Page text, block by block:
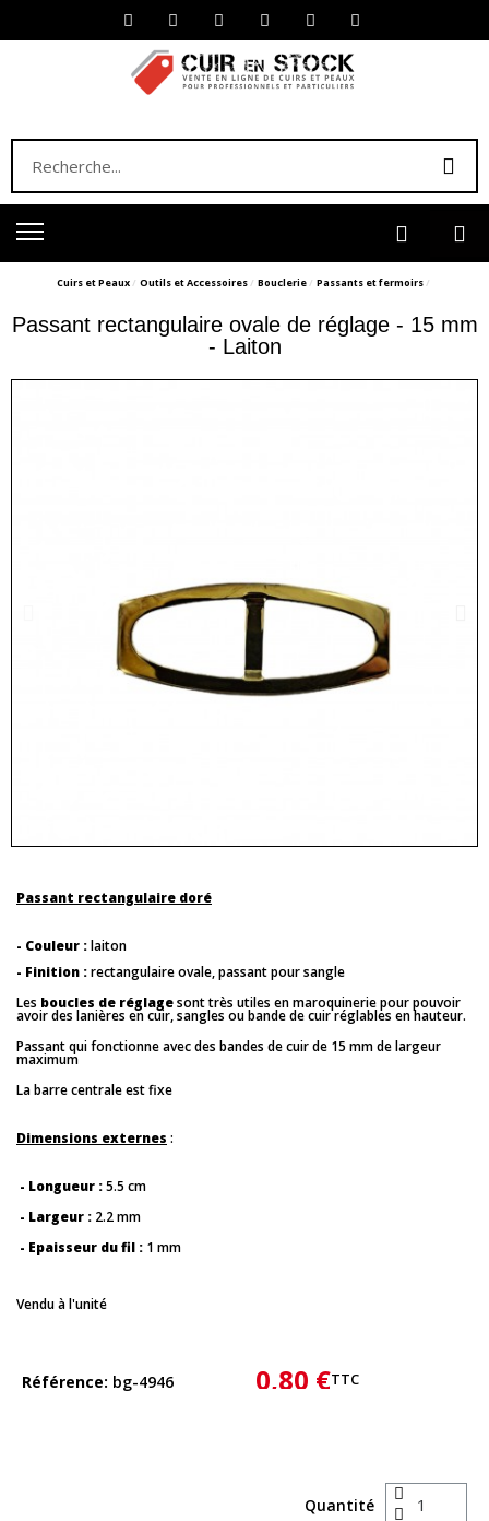
Cuirs et Peaux Outils et Accessoires Bouclerie Passants et fermoirs
Passant rectangulaire ovale de réglage - 15 mm
- Laiton
Passant rectangulaire doré
- Couleur :laiton
- Finition :rectangulaire ovale, passant pour sangle
Les boucles de réglagesont très utiles en maroquinerie pour pouvoir
avoir des lanières en cuir, sangles ou bande de cuir réglables en hauteur.
Passant qui fonctionne avec des bandes de cuir de 15 mm de largeur
maximum
La barre centrale est fixe
Dimensions externes :
- Longueur :5.5 cm
- Largeur : 2.2 mm
- Epaisseur du fil : 1 mm
Vendu à l'unité
Référence bg-4946 0,80 €TTC
Quantité